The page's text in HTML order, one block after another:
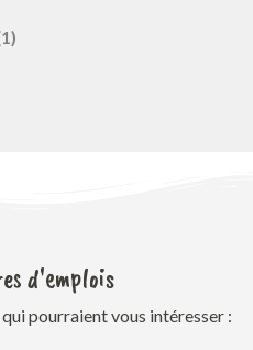
d'emplois
pourraient vous intéresser :